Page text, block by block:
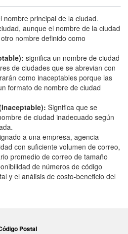
nombre principal de la ciudad.
aunque el nombre de la ciudad
nombre definido como
significa un nombre de ciudad
de ciudades que se abrevian con
como inaceptables porque las
formato de nombre de ciudad
Significa que se
de ciudad inadecuado según
a una empresa, agencia
con suficiente volumen de correo,
promedio de correo de tamaño
de números de código
y el análisis de costo-beneficio del
Postal